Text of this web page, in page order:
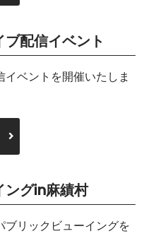
ブ配信イベント
ベントを開催いたしま
ングin麻績村
リックビューイングを